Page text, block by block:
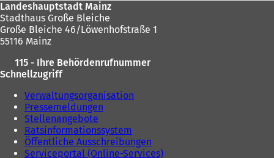
Landeshauptstadt Mainz
Stadthaus Große Bleiche
Große Bleiche 46/Löwenhofstraße 1
55116 Mainz
115 - Ihre Behördenrufnummer
Schnellzugriff
Verwaltungsorganisation
Pressemeldungen
Stellenangebote
Ratsinformationssystem
Öffentliche Ausschreibungen
Serviceportal (Online-Services)